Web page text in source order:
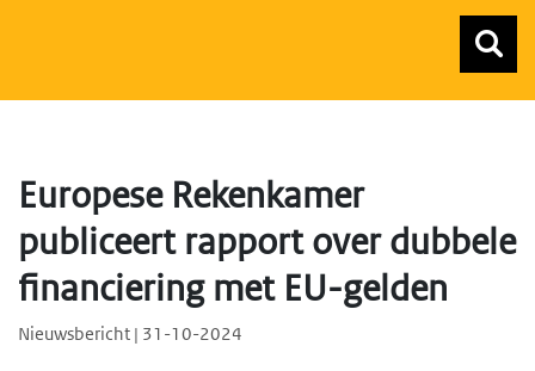
Europese Rekenkamer
publiceert rapport over dubbele
financiering met EU-gelden
Nieuwsbericht | 31-10-2024